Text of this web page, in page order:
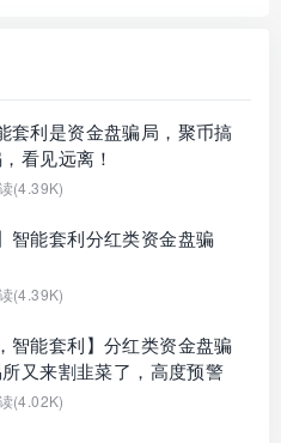
套利是资金盘骗局，聚币搞
看见远离！
(4.39K)
智能套利分红类资金盘骗
(4.39K)
智能套利】分红类资金盘骗
又来割韭菜了，高度预警
(4.02K)